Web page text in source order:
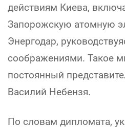
действиям Киева,
Запорожскую атомную
Энергодар,
соображениями. Такое
постоянный
Василий Небензя.
По словам дипломата,